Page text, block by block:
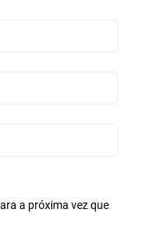
a próxima vez que